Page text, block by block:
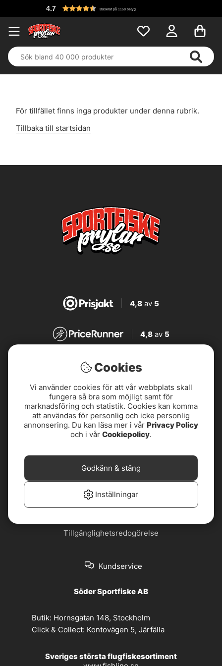
4.7 Baserat på 1158 betyg
För tillfället finns inga produkter under denna rubrik.
Tillbaka till startsidan
4,8av 5
4,8 av 5
4,7
4,7av5
leveransvillkor
Nyhetsbrev
Om oss Privacy policy
Tillgänglighetsredogörelse
Kundservice
Söder Sportfiske AB
Butik: Hornsgatan 148, Stockholm
Click & Collect: Kontovägen 5, Järfälla
Sveriges största flugfiskesortiment
Cookies
Vi använder cookies för att vår webbplats skall
fungera så bra som möjligt samt för
marknadsföring och statistik. Cookies kan komma
att användas för personlig och icke personlig
annonsering. Du kan läsa mer i vår Privacy Policy
och i vår Cookiepolicy.
Inställningar
Godkänn & stäng